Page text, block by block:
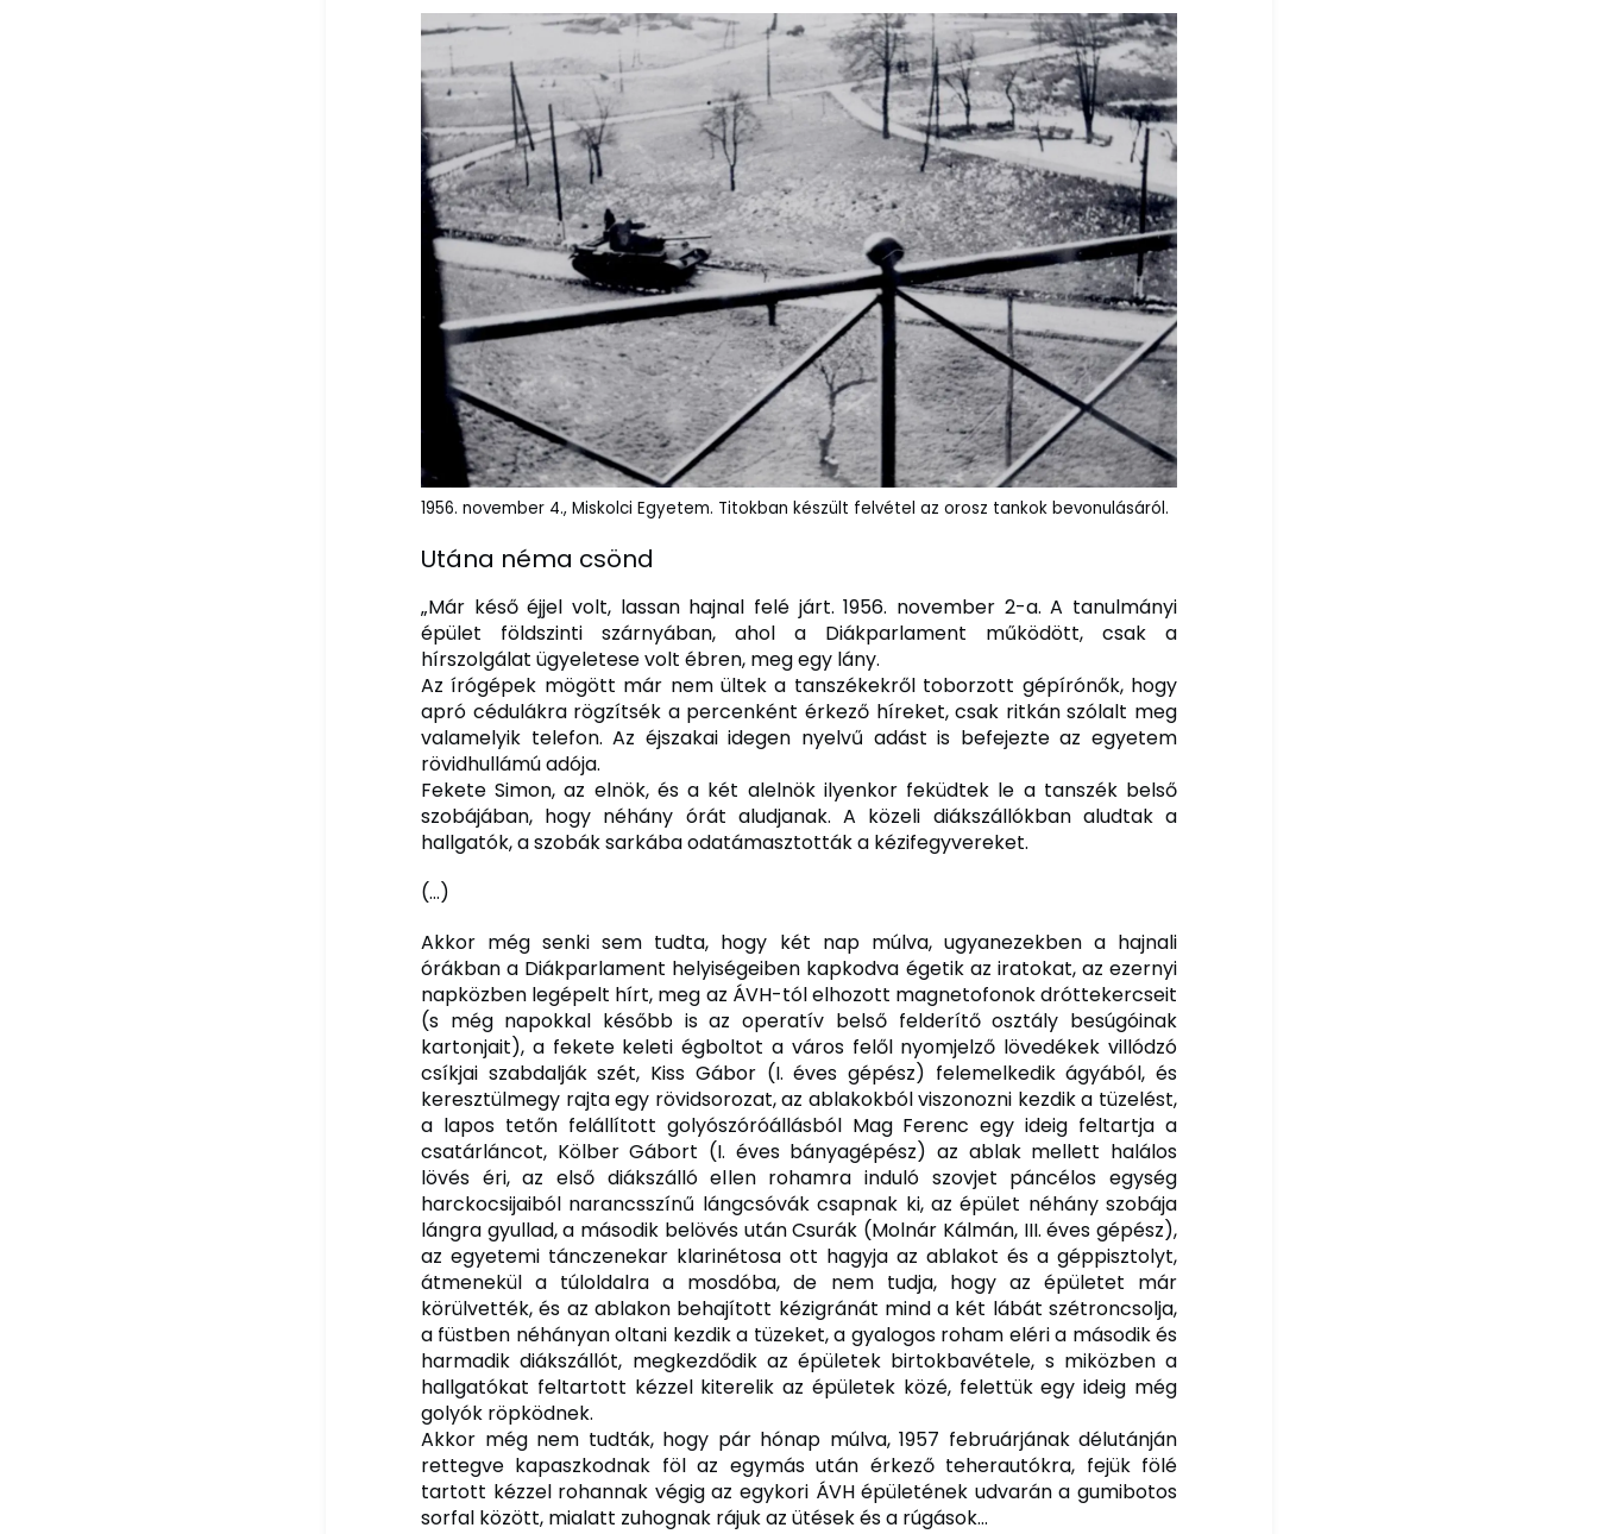
1956. november 4., Miskolci Egyetem. Titokban készült felvétel az orosz tankok bevonulásáról.
Utána néma csönd
„Már késő éjjel volt, lassan hajnal felé járt. 1956. november 2-a. A tanulmányi
épület földszinti szárnyában, ahol a Diákparlament működött, csak a
hírszolgálat ügyeletese volt ébren, meg egy lány.
Az írógépek mögött már nem ültek a tanszékekről toborzott gépírónők, hogy
apró cédulákra rögzítsék a percenként érkező híreket, csak ritkán szólalt meg
valamelyik telefon. Az éjszakai idegen nyelvű adást is befejezte az egyetem
rövidhullámú adója.
Fekete Simon, az elnök, és a két alelnök ilyenkor feküdtek le a tanszék belső
szobájában, hogy néhány órát aludjanak. A közeli diákszállókban aludtak a
hallgatók, a szobák sarkába odatámasztották a kézifegyvereket.
(…)
Akkor még senki sem tudta, hogy két nap múlva, ugyanezekben a hajnali
órákban a Diákparlament helyiségeiben kapkodva égetik az iratokat, az ezernyi
napközben legépelt hírt, meg az ÁVH-tól elhozott magnetofonok dróttekercseit
(s még napokkal később is az operatív belső felderítő osztály besúgóinak
kartonjait), a fekete keleti égboltot a város felől nyomjelző lövedékek villódzó
csíkjai szabdalják szét, Kiss Gábor (I. éves gépész) felemelkedik ágyából, és
keresztülmegy rajta egy rövidsorozat, az ablakokból viszonozni kezdik a tüzelést,
a lapos tetőn felállított golyószóróállásból Mag Ferenc egy ideig feltartja a
csatárláncot, Kölber Gábort (I. éves bányagépész) az ablak mellett halálos
lövés éri, az első diákszálló ellen rohamra induló szovjet páncélos egység
harckocsijaiból narancsszínű lángcsóvák csapnak ki, az épület néhány szobája
lángra gyullad, a második belövés után Csurák (Molnár Kálmán, III. éves gépész),
az egyetemi tánczenekar klarinétosa ott hagyja az ablakot és a géppisztolyt,
átmenekül a túloldalra a mosdóba, de nem tudja, hogy az épületet már
körülvették, és az ablakon behajított kézigránát mind a két lábát szétroncsolja,
a füstben néhányan oltani kezdik a tüzeket, a gyalogos roham eléri a második és
harmadik diákszállót, megkezdődik az épületek birtokbavétele, s miközben a
hallgatókat feltartott kézzel kiterelik az épületek közé, felettük egy ideig még
golyók röpködnek.
Akkor még nem tudták, hogy pár hónap múlva, 1957 februárjának délutánján
rettegve kapaszkodnak föl az egymás után érkező teherautókra, fejük fölé
tartott kézzel rohannak végig az egykori ÁVH épületének udvarán a gumibotos
sorfal között, mialatt zuhognak rájuk az ütések és a rúgások…